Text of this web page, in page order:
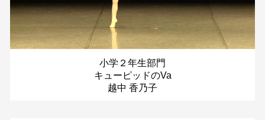
小学２年生部門
キューピッドのVa
越中 香乃子